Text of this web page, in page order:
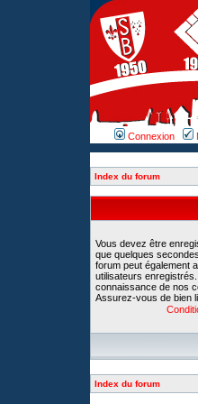
Connexion
Index du forum
Vous devez être
que quelques
forum peut également
utilisateurs
connaissance de nos
Assurez-vous de bien
Index du forum